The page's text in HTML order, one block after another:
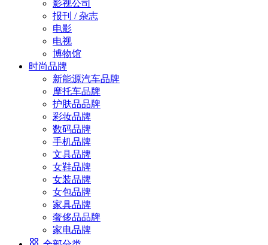
影视公司
报刊 / 杂志
电影
电视
博物馆
时尚品牌
新能源汽车品牌
摩托车品牌
护肤品品牌
彩妆品牌
数码品牌
手机品牌
文具品牌
女鞋品牌
女装品牌
女包品牌
家具品牌
奢侈品品牌
家电品牌